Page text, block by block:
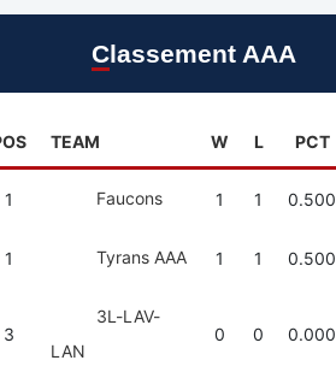
Classement AAA
TEAM W L PCT
1 Faucons 1 1 0.500
1 Tyrans AAA 1 1 0.500
3
3L-LAV-
LAN
0 0 0.000